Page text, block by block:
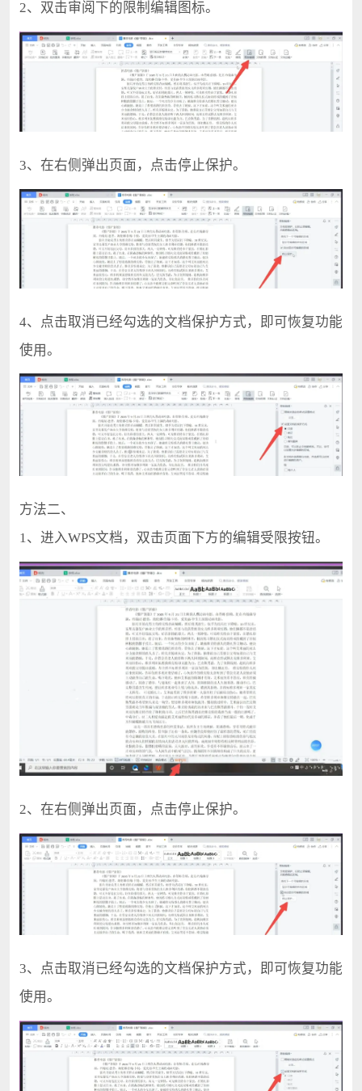
2、双击审阅下的限制编辑图标。
3、在右侧弹出页面，点击停止保护。
4、点击取消已经勾选的文档保护方式，即可恢复功能
使用。
方法二、
1、进入WPS文档，双击页面下方的编辑受限按钮。
2、在右侧弹出页面，点击停止保护。
3、点击取消已经勾选的文档保护方式，即可恢复功能
使用。